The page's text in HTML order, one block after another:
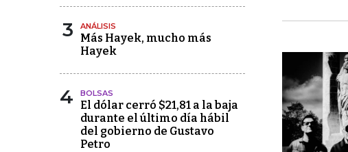
3 ANÁLISIS
Más Hayek, mucho más
Hayek
4 BOLSAS
El dólar cerró $21,81 a la baja
durante el último día hábil
del gobierno de Gustavo
Petro